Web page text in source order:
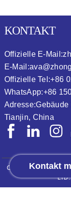
Kontakt
KONTAKT
Offizielle E-Mail:
E-Mail:
Offizielle Tel:+86
WhatsApp:+86
Adresse:Gebäude
Tianjin, China
COPYRIGHT © 2026
LTD.